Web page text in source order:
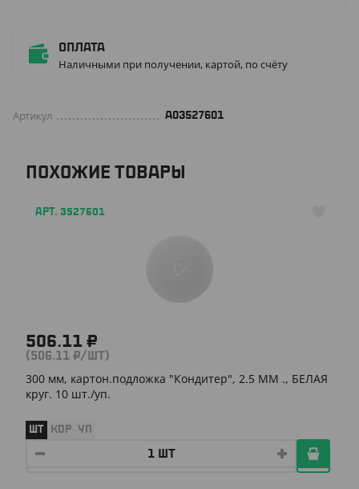
Оплата
Наличными при получении, картой, по счёту
Артикул A03527601
ПОХОЖИЕ ТОВАРЫ
АРТ. 3527601
506.11 ₽
(506.11 ₽/ШТ)
300 мм, картон.подложка "Кондитер", 2.5 ММ ., БЕЛАЯ
круг. 10 шт./уп.
ШТ КОР УП